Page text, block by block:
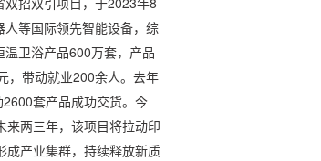
等国际领先智能设备，综
卫浴产品600万套，产品
，带动就业200余人。去年
套产品成功交货。今
两三年，该项目将拉动印
成产业集群，持续释放新质